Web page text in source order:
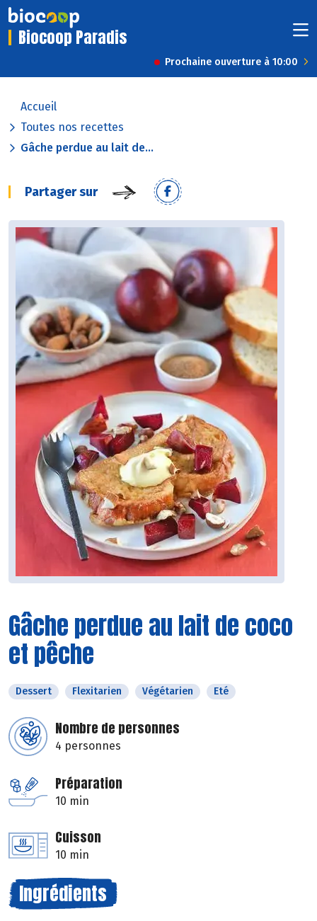
Biocoop Paradis
Prochaine ouverture à 10:00
Accueil
Toutes nos recettes
Gâche perdue au lait de...
Partager sur
Gâche perdue au lait de coco
et pêche
Dessert Flexitarien Végétarien Eté
Nombre de personnes
4 personnes
Préparation
10 min
Cuisson
10 min
Ingrédients